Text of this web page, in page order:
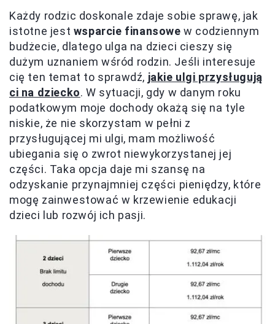
Każdy rodzic doskonale zdaje sobie sprawę, jak
istotne jest wsparcie finansowe w codziennym
budżecie, dlatego ulga na dzieci cieszy się
dużym uznaniem wśród rodzin. Jeśli interesuje
cię ten temat to sprawdź, jakie ulgi przysługują
ci na dziecko. W sytuacji, gdy w danym roku
podatkowym moje dochody okażą się na tyle
niskie, że nie skorzystam w pełni z
przysługującej mi ulgi, mam możliwość
ubiegania się o zwrot niewykorzystanej jej
części. Taka opcja daje mi szansę na
odzyskanie przynajmniej części pieniędzy, które
mogę zainwestować w krzewienie edukacji
dzieci lub rozwój ich pasji.